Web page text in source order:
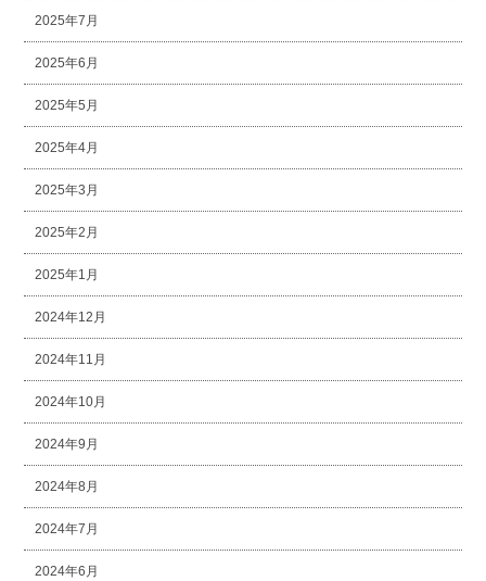
2025年7月
2025年6月
2025年5月
2025年4月
2025年3月
2025年2月
2025年1月
2024年12月
2024年11月
2024年10月
2024年9月
2024年8月
2024年7月
2024年6月